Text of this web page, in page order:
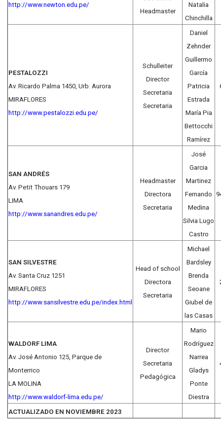
http://www.newton.edu.pe/
Headmaster
Natalia
Chinchilla
PESTALOZZI
Av. Ricardo Palma 1450, Urb. Aurora
MIRAFLORES
http://www.pestalozzi.edu.pe/
Schulleiter
Director
Secretaria
Secretaria
Daniel
Zehnder
Guillermo
García
Patricia
Estrada
María Pia
Bettocchi
Ramírez
SAN ANDRÉS
Av. Petit Thouars 179
LIMA
http://www.sanandres.edu.pe/
Headmaster
Directora
Secretaria
José
Garcia
Martinez
Fernando
Medina
Silvia Lugo
Castro
SAN SILVESTRE
Av. Santa Cruz 1251
MIRAFLORES
http://www.sansilvestre.edu.pe/index.html
Head of school
Directora
Secretaria
Michael
Bardsley
Brenda
Seoane
Giubel de
las Casas
WALDORF LIMA
Av. José Antonio 125, Parque de
Monterrico
LA MOLINA
http://www.waldorf-lima.edu.pe/
Director
Secretaria
Pedagógica
Mario
Rodríguez
Narrea
Gladys
Ponte
Diestra
ACTUALIZADO EN NOVIEMBRE 2023